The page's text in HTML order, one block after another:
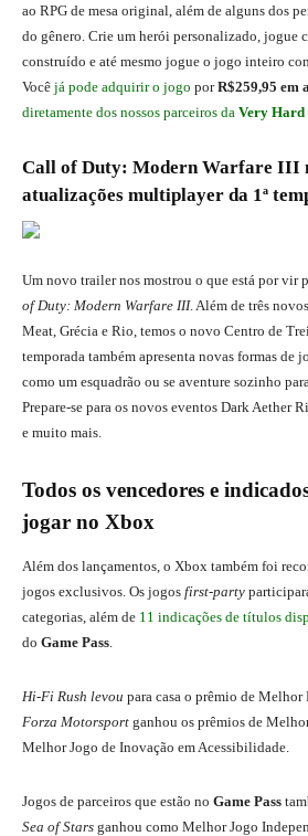
ao RPG de mesa original, além de alguns dos
do gênero. Crie um herói personalizado, jogue
construído e até mesmo jogue o jogo inteiro
Você já pode adquirir o jogo porR$259,95 em
diretamente dos nossos parceiros da Very Hard
Call of Duty: Modern Warfare III
atualizações multiplayer da 1ª
Um novo trailer nos mostrou o que está por vir
of Duty: Modern Warfare III. Além de três
Meat, Grécia e Rio, temos o novo Centro de
temporada também apresenta novas formas de
como um esquadrão ou se aventure sozinho
Prepare-se para os novos eventos Dark Aether
e muito mais.
Todos os vencedores e
jogar no Xbox
Além dos lançamentos, o Xbox também foi
jogos exclusivos. Os jogos first-party
categorias, além de 11 indicações de títulos
do Game Pass
Hi-Fi Rush levou para casa o prêmio de
Forza Motorsport ganhou os prêmios de
Melhor Jogo de Inovação em Acessibilidade.
Jogos de parceiros que estão no Game Pass
Sea of Stars ganhou como Melhor Jogo